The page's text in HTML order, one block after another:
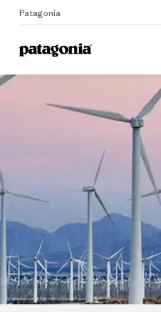
Patagonia
Home